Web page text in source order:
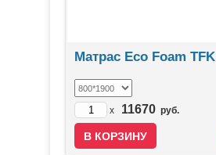
Матрас Eco Foam TFK
x 11670 руб.